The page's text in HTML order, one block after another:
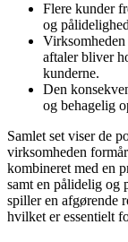
Flere kunder
og
aftaler bliver
kunderne.
Den
og behagelig
Samlet set viser de
virksomheden
kombineret med en
samt en pålidelig og
spiller en afgørende
hvilket er essentielt